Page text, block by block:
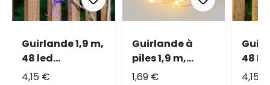
Guirlande 1,9 m,
48 led
multicolor
4,15 €
Guirlande à
piles 1,9 m,
blanc chaud
1,69 €
48
4,15 €